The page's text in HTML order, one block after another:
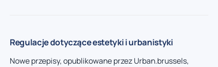
Regulacje dotyczące estetyki i urbanistyki
Nowe przepisy, opublikowane przez Urban.brussels,